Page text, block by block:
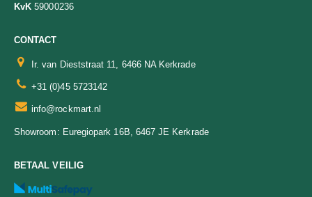
KvK 59000236
CONTACT
Ir. van Dieststraat 11, 6466 NA Kerkrade
+31 (0)45 5723142
info@rockmart.nl
Showroom: Euregiopark 16B, 6467 JE Kerkrade
BETAAL VEILIG